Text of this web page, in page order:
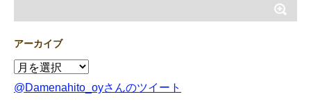
アーカイブ
@Damenahito_oyさんのツイート